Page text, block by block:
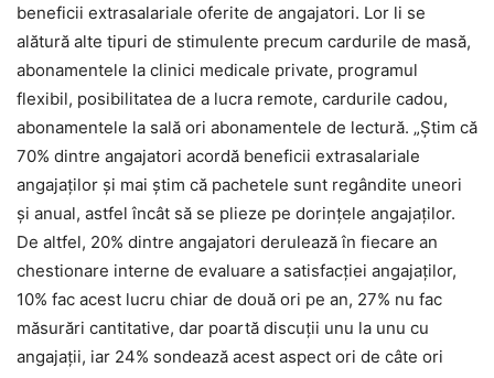
beneficii extrasalariale oferite de angajatori. Lor li se
alătură alte tipuri de stimulente precum cardurile de masă,
abonamentele la clinici medicale private, programul
flexibil, posibilitatea de a lucra remote, cardurile cadou,
abonamentele la sală ori abonamentele de lectură. „Știm că
70% dintre angajatori acordă beneficii extrasalariale
angajaților și mai știm că pachetele sunt regândite uneori
și anual, astfel încât să se plieze pe dorințele angajaților.
De altfel, 20% dintre angajatori derulează în fiecare an
chestionare interne de evaluare a satisfacției angajaților,
10% fac acest lucru chiar de două ori pe an, 27% nu fac
măsurări cantitative, dar poartă discuții unu la unu cu
angajații, iar 24% sondează acest aspect ori de câte ori